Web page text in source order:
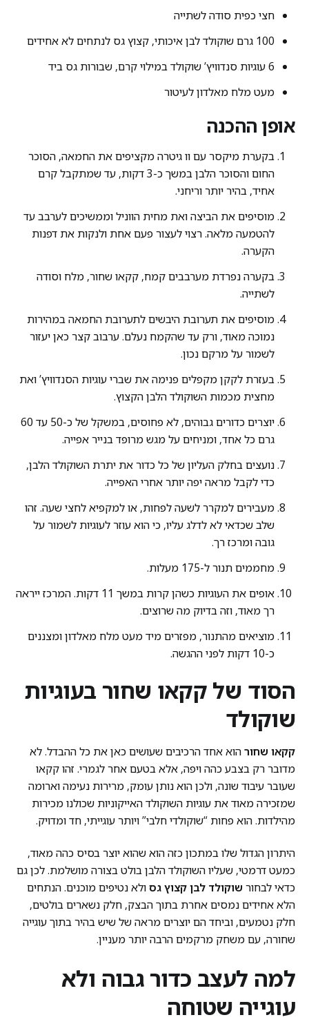
חצי כפית סודה לשתייה
100 גרם שוקולד לבן איכותי, קצוץ גס לנתחים לא אחידים
6 עוגיות סנדוויץ’ שוקולד במילוי קרם, שבורות גס ביד
מעט מלח מאלדון לעיטור
אופן ההכנה
בקערת מיקסר עם וו גיטרה מקציפים את החמאה, הסוכר
החום והסוכר הלבן במשך כ-3 דקות, עד שמתקבל קרם
אחיד, בהיר יותר וריחני.
מוסיפים את הביצה ואת מחית הווניל וממשיכים לערבב עד
להטמעה מלאה. רצוי לעצור פעם אחת ולנקות את דפנות
הקערה.
בקערה נפרדת מערבבים קמח, קקאו שחור, מלח וסודה
לשתייה.
מוסיפים את תערובת היבשים לתערובת החמאה במהירות
נמוכה מאוד, ורק עד שהקמח נעלם. ערבוב קצר כאן יעזור
לשמור על מרקם נכון.
בעזרת לקקן מקפלים פנימה את שברי עוגיות הסנדוויץ’ ואת
מחצית מכמות השוקולד הלבן הקצוץ.
יוצרים כדורים גבוהים, לא פחוסים, במשקל של כ-50 עד 60
גרם כל אחד, ומניחים על מגש מרופד בנייר אפייה.
נועצים בחלק העליון של כל כדור את יתרת השוקולד הלבן,
כדי לקבל מראה יפה יותר אחרי האפייה.
מעבירים למקרר לשעה לפחות, או למקפיא לחצי שעה. זהו
שלב שכדאי לא לדלג עליו, כי הוא עוזר לעוגיות לשמור על
גובה ומרכז רך.
מחממים תנור ל-175 מעלות.
אופים את העוגיות כשהן קרות במשך 11 דקות. המרכז ייראה
רך מאוד, וזה בדיוק מה שרוצים.
מוציאים מהתנור, מפזרים מיד מעט מלח מאלדון ומצננים
כ-10 דקות לפני ההגשה.
הסוד של קקאו שחור בעוגיות
שוקולד
קקאו שחורהוא אחד הרכיבים שעושים כאן את כל ההבדל. לא
מדובר רק בצבע כהה ויפה, אלא בטעם אחר לגמרי. זהו קקאו
שעובר עיבוד שונה, ולכן הוא נותן עומק, מרירות נעימה וארומה
שמזכירה מאוד את עוגיות השוקולד האייקוניות שכולנו מכירות
מהילדות. הוא פחות “שוקולדי חלבי” ויותר עוגייתי, חד ומדויק.
היתרון הגדול שלו במתכון כזה הוא שהוא יוצר בסיס כהה מאוד,
כמעט דרמטי, שעליו השוקולד הלבן בולט בצורה מושלמת. לכן גם
כדאי לבחור שוקולד לבן קצוץ גסולא נטיפים מוכנים. הנתחים
הלא אחידים נמסים אחרת בתוך הבצק, חלק נשארים בולטים,
חלק נטמעים, וביחד הם יוצרים מראה של שיש בהיר בתוך עוגייה
שחורה, עם משחק מרקמים הרבה יותר מעניין.
למה לעצב כדור גבוה ולא
עוגייה שטוחה